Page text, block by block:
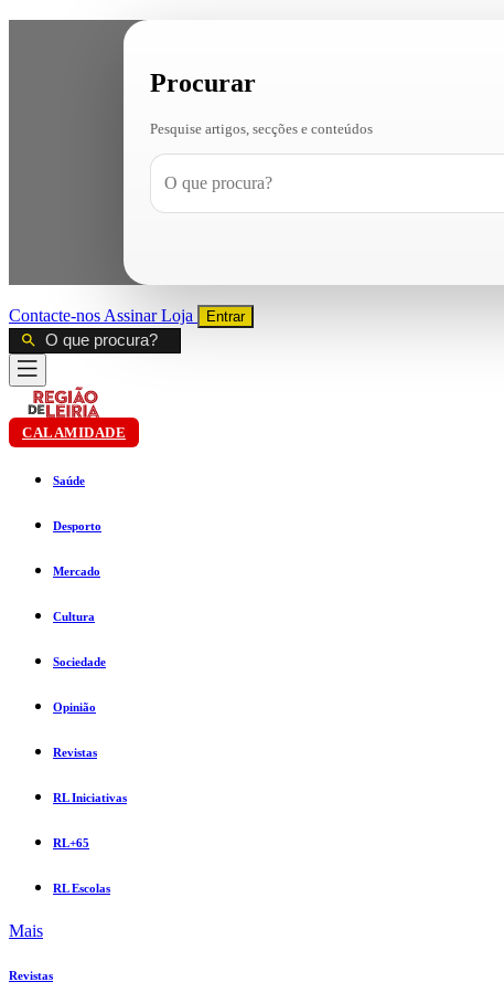
Procurar
Pesquise artigos, secções e conteúdos
Contacte-nos AssinarLoja Entrar
CALAMIDADE
Saúde
Desporto
Mercado
Cultura
Sociedade
Opinião
Revistas
RL Iniciativas
RL+65
RL Escolas
Mais
Revistas